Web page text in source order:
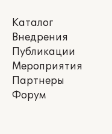
Каталог
Внедрения
Публикации
Мероприятия
Партнеры
Форум